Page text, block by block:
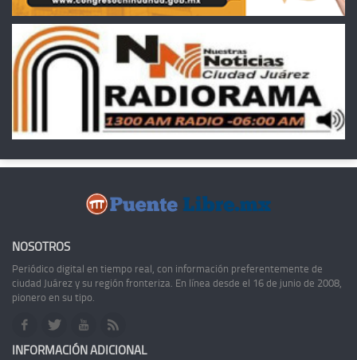
NOSOTROS
Periódico digital en tiempo real, con información preferentemente de
ciudad Juárez y su región fronteriza. En línea desde el 16 de junio de 2008,
pionero en su tipo.
INFORMACIÓN ADICIONAL